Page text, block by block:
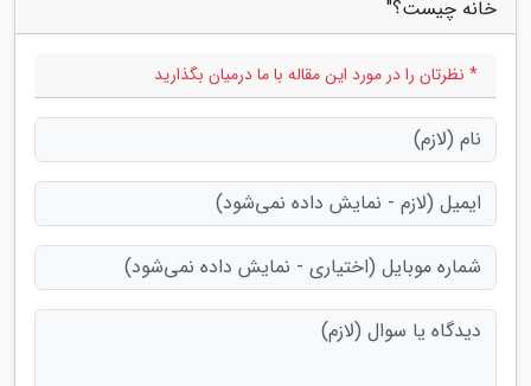
خانه چیست؟"
* نظرتان را در مورد این مقاله با ما درمیان بگذارید